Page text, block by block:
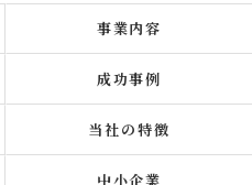
事業内容
成功事例
当社の特徴
中小企業